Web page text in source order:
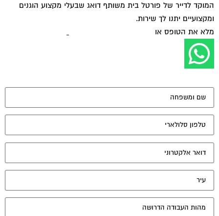
המוקד לדייר של פורטל בית משותף דואג שבעלי מקצוע הוגנים
ומקצועיים יתנו לך שירות.
מלא את הטופס אולחץ לשליחת הודעת ווצאפ